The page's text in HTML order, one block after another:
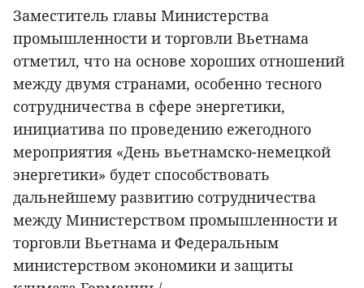
Заместитель главы Министерства
промышленности и торговли Вьетнама
отметил, что на основе хороших отношений
между двумя странами, особенно тесного
сотрудничества в сфере энергетики,
инициатива по проведению ежегодного
мероприятия «День вьетнамско-немецкой
энергетики» будет способствовать
дальнейшему развитию сотрудничества
между Министерством промышленности и
торговли Вьетнама и Федеральным
министерством экономики и защиты